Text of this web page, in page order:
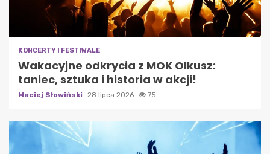
KONCERTY I FESTIWALE
Wakacyjne odkrycia z MOK Olkusz:
taniec, sztuka i historia w akcji!
Maciej Słowiński 28 lipca 2026 75